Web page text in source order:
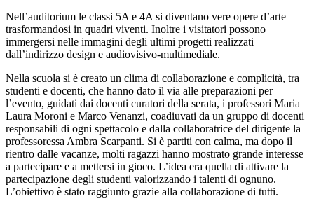
Nell’auditorium le classi 5A e 4A si diventano vere opere d’arte
trasformandosi in quadri viventi. Inoltre i visitatori possono
immergersi nelle immagini degli ultimi progetti realizzati
dall’indirizzo design e audiovisivo-multimediale.
Nella scuola si è creato un clima di collaborazione e complicità, tra
studenti e docenti, che hanno dato il via alle preparazioni per
l’evento, guidati dai docenti curatori della serata, i professori Maria
Laura Moroni e Marco Venanzi, coadiuvati da un gruppo di docenti
responsabili di ogni spettacolo e dalla collaboratrice del dirigente la
professoressa Ambra Scarpanti. Si è partiti con calma, ma dopo il
rientro dalle vacanze, molti ragazzi hanno mostrato grande interesse
a partecipare e a mettersi in gioco. L’idea era quella di attivare la
partecipazione degli studenti valorizzando i talenti di ognuno.
L’obiettivo è stato raggiunto grazie alla collaborazione di tutti.